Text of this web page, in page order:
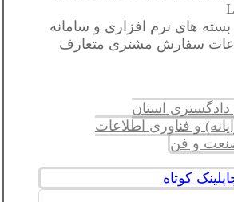
های نرم افزاری و سامانه
سفارش مشتری متعارف
استان
و فناوری اطلاعات
لینک کوتاه